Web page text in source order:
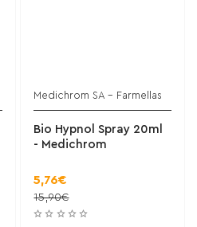
Medichrom SA - Farmellas
Bio Hypnol Spray 20ml
- Medichrom
5,76€
15,90€